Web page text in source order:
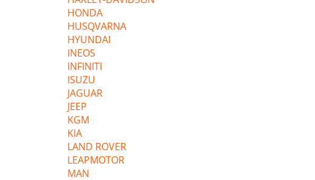
HONDA
HUSQVARNA
HYUNDAI
INEOS
INFINITI
ISUZU
JAGUAR
JEEP
KGM
KIA
LAND ROVER
LEAPMOTOR
MAN